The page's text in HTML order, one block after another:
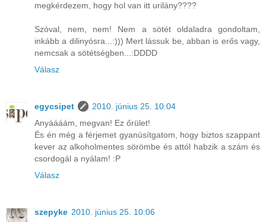
megkérdezem, hogy hol van itt urilány????
Szóval, nem, nem! Nem a sötét oldaladra gondoltam,
inkább a dilinyósra...:))) Mert lássuk be, abban is erős vagy,
nemcsak a sötétségben...:DDDD
Válasz
egycsipet
2010. június 25. 10:04
Anyáááám, megvan! Ez őrület!
És én még a férjemet gyanúsítgatom, hogy biztos szappant
kever az alkoholmentes sörömbe és attól habzik a szám és
csordogál a nyálam! :P
Válasz
szepyke 2010. június 25. 10:06